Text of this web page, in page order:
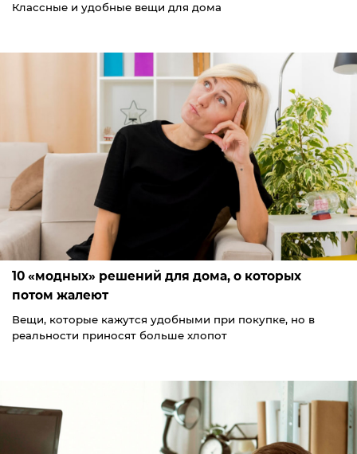
Классные и удобные вещи для дома
10 «модных» решений для дома, о которых
потом жалеют
Вещи, которые кажутся удобными при покупке, но в
реальности приносят больше хлопот